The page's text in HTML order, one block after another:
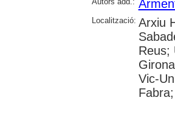
Localització: Arxiu
Reus;
Vic-